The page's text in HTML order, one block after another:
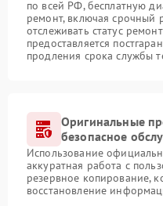
по всей РФ, бесплатную
ремонт, включая срочный
отслеживать статус
предоставляется
продления срока службы
Оригинальные
безопасное
Использование
аккуратная работа с
резервное копирование,
восстановление